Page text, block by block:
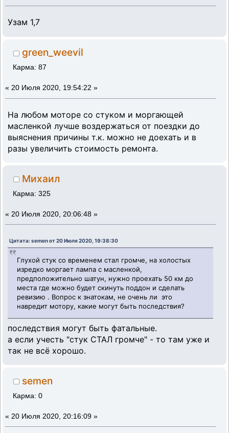
Узам 1,7
green_weevil
Карма: 87
« 20 Июля 2020, 19:54:22 »
На любом моторе со стуком и моргающей
масленкой лучше воздержаться от поездки до
выяснения причины т.к. можно не доехать и в
разы увеличить стоимость ремонта.
Михаил
Карма: 325
« 20 Июля 2020, 20:06:48 »
Цитата: semen от 20 Июля 2020, 19:38:30
Глухой стук со временем стал громче, на холостых
изредко моргает лампа с масленкой,
предположительно шатун, нужно проехать 50 км до
места где можно будет скинуть поддон и сделать
ревизию . Вопрос к знатокам, не очень ли это
навредит мотору, какие могут быть последствия?
последствия могут быть фатальные.
а если учесть "стук СТАЛ громче" - то там уже и
так не всё хорошо.
semen
Карма: 0
« 20 Июля 2020, 20:16:09 »